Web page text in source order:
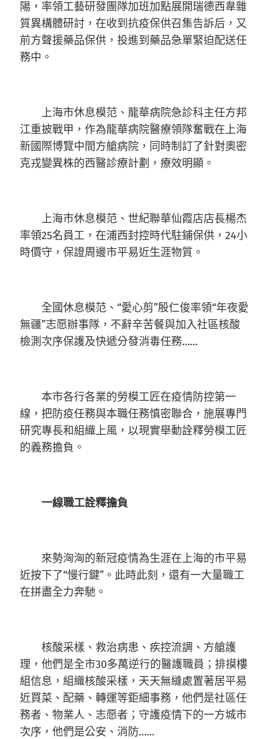
陽，率領工藝研發團隊加班加點展開瑞德西韋雜
質異構體研討，在收到抗疫保供召集告訴后，又
前方聲援藥品保供，投進到藥品急單緊迫配送任
務中。
上海市休息模范、龍華病院急診科主任方邦
江重披戰甲，作為龍華病院醫療領隊奮戰在上海
新國際博覽中間方艙病院，同時制訂了針對奧密
克戎變異株的西醫診療計劃，療效明顯。
上海市休息模范、世紀聯華仙霞店店長楊杰
率領25名員工，在浦西封控時代駐鋪保供，24小
時價守，保證周邊市平易近生涯物質。
全國休息模范、“愛心剪”殷仁俊率領“年夜愛
無疆”志愿辦事隊，不辭辛苦餐與加入社區核酸
檢測次序保護及快遞分發消毒任務……
本市各行各業的勞模工匠在疫情防控第一
線，把防疫任務與本職任務慎密聯合，施展專門
研究專長和組織上風，以現實舉動詮釋勞模工匠
的義務擔負。
一線職工詮釋擔負
來勢洶洶的新冠疫情為生涯在上海的市平易
近按下了“慢行鍵”。此時此刻，還有一大量職工
在拼盡全力奔馳。
核酸采樣、救治病患、疾控流調、方艙護
理，他們是全市30多萬逆行的醫護職員；排摸樓
組信息，組織核酸采樣，天天無縫處置著居平易
近買菜、配藥、轉運等鉅細事務，他們是社區任
務者、物業人、志愿者；守護疫情下的一方城市
次序，他們是公安、消防……